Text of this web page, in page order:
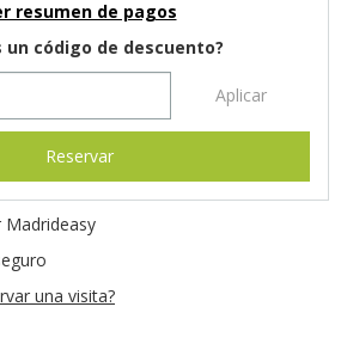
resumen de pagos
un código de descuento?
Aplicar
Reservar
Madrideasy
una visita?